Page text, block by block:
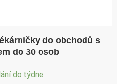
do obchodů s
do 30 osob
do týdne